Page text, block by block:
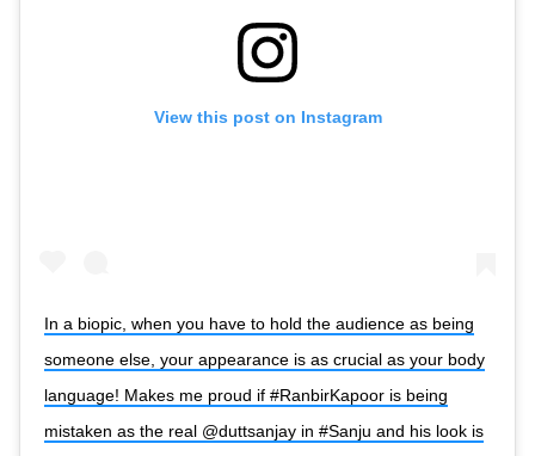
View this post on Instagram
In a biopic, when you have to hold the audience as being
someone else, your appearance is as crucial as your body
language! Makes me proud if #RanbirKapoor is being
mistaken as the real @duttsanjay in #Sanju and his look is